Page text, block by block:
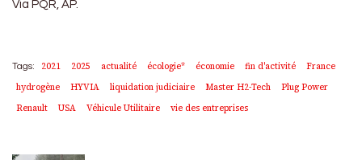
Via PQR, AP.
Tags: 2021 2025 actualité écologie* économie fin d'activité
France
hydrogène
HYVIA liquidation judiciaire Master H2-Tech
Plug Power
Renault
USA Véhicule Utilitaire vie des entreprises